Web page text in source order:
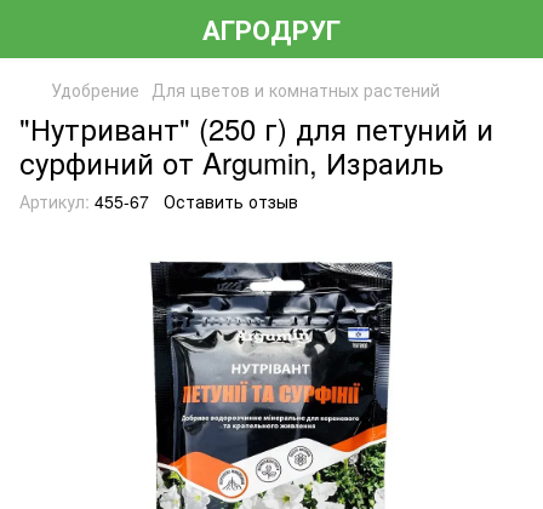
АГРОДРУГ
Удобрение Для цветов и комнатных растений
"Нутривант" (250 г) для петуний и
сурфиний от Argumin, Израиль
Артикул: 455-67 Оставить отзыв